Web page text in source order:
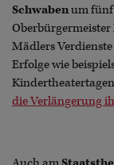
Schwabenum fünf
Mädlers
Erfolge wie
die Verlängerung